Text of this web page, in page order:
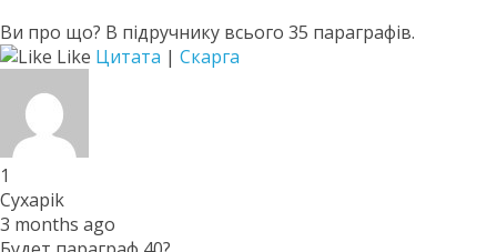
Ви про що? В підручнику всього 35 параграфів.
Like Цитата | Скарга
1
Cyxapik
3 months ago